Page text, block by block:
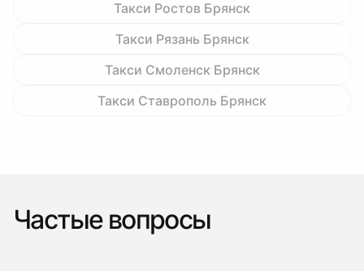
Такси Ростов Брянск
Такси Рязань Брянск
Такси Смоленск Брянск
Такси Ставрополь Брянск
Частые вопросы